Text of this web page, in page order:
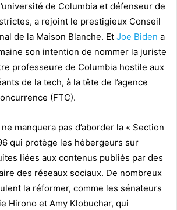
de Columbia et défenseur de
a rejoint le prestigieux Conseil
de la Maison Blanche. Et Joe Biden a
son intention de nommer la juriste
professeure de Columbia hostile aux
de la tech, à la tête de l’agence
(FTC).
manquera pas d’aborder la « Section
qui protège les hébergeurs sur
liées aux contenus publiés par des
des réseaux sociaux. De nombreux
la réformer, comme les sénateurs
Hirono et Amy Klobuchar, qui